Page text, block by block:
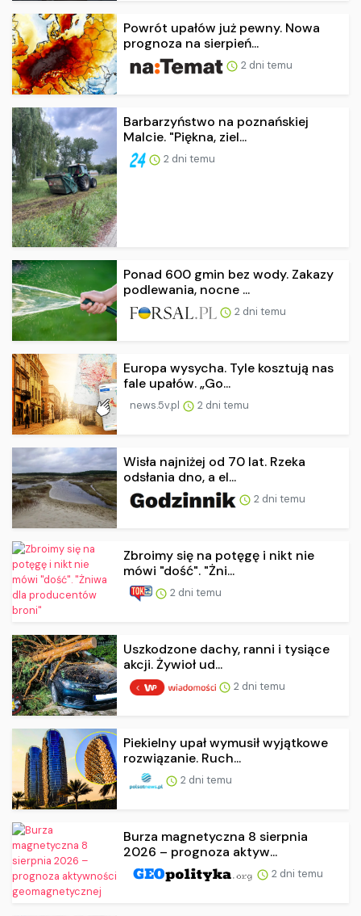
Powrót upałów już pewny. Nowa
prognoza na sierpień...
2 dni temu
Barbarzyństwo na poznańskiej
Malcie. "Piękna, ziel...
2 dni temu
Ponad 600 gmin bez wody. Zakazy
podlewania, nocne ...
2 dni temu
Europa wysycha. Tyle kosztują nas
fale upałów. „Go...
news.5v.pl 2 dni temu
Wisła najniżej od 70 lat. Rzeka
odsłania dno, a el...
2 dni temu
Zbroimy się na potęgę i nikt nie
mówi "dość". "Żni...
2 dni temu
Uszkodzone dachy, ranni i tysiące
akcji. Żywioł ud...
2 dni temu
Piekielny upał wymusił wyjątkowe
rozwiązanie. Ruch...
2 dni temu
Burza magnetyczna 8 sierpnia
2026 – prognoza aktyw...
2 dni temu